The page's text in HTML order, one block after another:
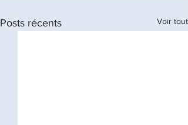
Posts récents Voir tout